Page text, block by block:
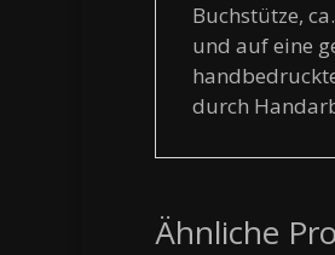
Buchstütze,
und auf eine
durch
Ähnliche